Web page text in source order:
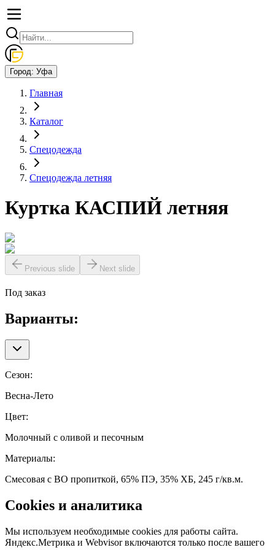
Город: Уфа
Главная
Каталог
Спецодежда
Спецодежда летняя
Куртка КАСПИЙ летняя
Previous slide Next slide
Под заказ
Варианты:
Сезон:
Весна-Лето
Цвет:
Молочный с оливой и песочным
Материалы:
Смесовая с ВО пропиткой, 65% ПЭ, 35% ХБ, 245 г/кв.м.
Cookies и аналитика
Мы используем необходимые cookies для работы сайта.
Яндекс.Метрика и Webvisor включаются только после вашего